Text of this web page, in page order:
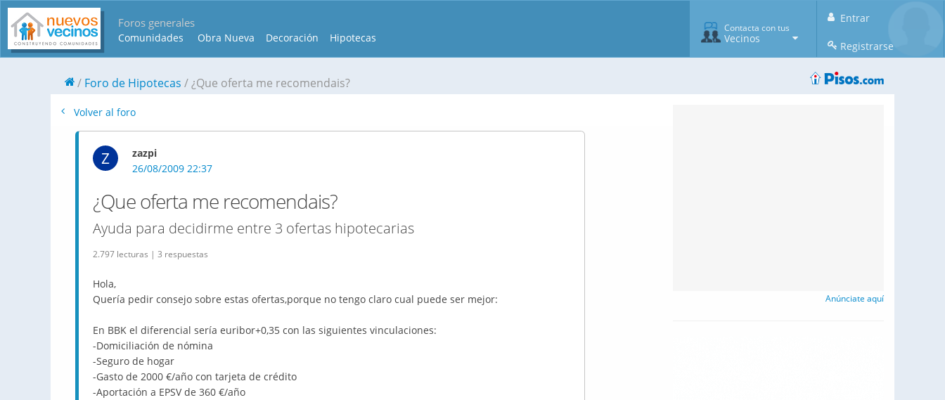
Foros generales
Comunidades Obra Nueva Decoración Hipotecas
Entrar
Registrarse
Contacta con tus
Vecinos
Foro de Hipotecas ¿Que oferta me recomendais?
Volver al foro
Z
zazpi
26/08/2009 22:37
¿Que oferta me recomendais?
Ayuda para decidirme entre 3 ofertas hipotecarias
2.797 lecturas | 3 respuestas
Hola,
Quería pedir consejo sobre estas ofertas,porque no tengo claro cual puede ser mejor:
En BBK el diferencial sería euribor+0,35 con las siguientes vinculaciones:
-Domiciliación de nómina
-Seguro de hogar
-Gasto de 2000 €/año con tarjeta de crédito
-Aportación a EPSV de 360 €/año
Anúnciate aquí